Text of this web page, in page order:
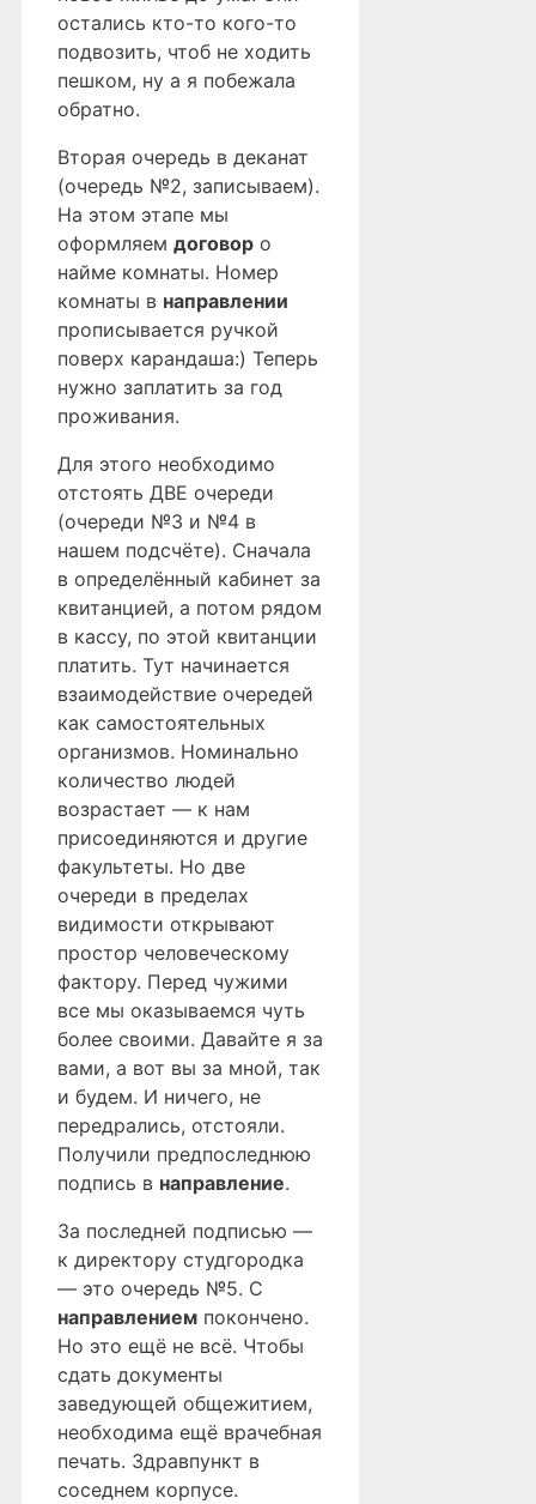
остались кто-то кого-то
подвозить, чтоб не ходить
пешком, ну а я побежала
обратно.
Вторая очередь в деканат
(очередь №2, записываем).
На этом этапе мы
оформляем договор о
найме комнаты. Номер
комнаты в направлении
прописывается ручкой
поверх карандаша:) Теперь
нужно заплатить за год
проживания.
Для этого необходимо
отстоять ДВЕ очереди
(очереди №3 и №4 в
нашем подсчёте). Сначала
в определённый кабинет за
квитанцией, а потом рядом
в кассу, по этой квитанции
платить. Тут начинается
взаимодействие очередей
как самостоятельных
организмов. Номинально
количество людей
возрастает — к нам
присоединяются и другие
факультеты. Но две
очереди в пределах
видимости открывают
простор человеческому
фактору. Перед чужими
все мы оказываемся чуть
более своими. Давайте я за
вами, а вот вы за мной, так
и будем. И ничего, не
передрались, отстояли.
Получили предпоследнюю
подпись в направление.
За последней подписью —
к директору студгородка
— это очередь №5. С
направлением покончено.
Но это ещё не всё. Чтобы
сдать документы
заведующей общежитием,
необходима ещё врачебная
печать. Здравпункт в
соседнем корпусе.